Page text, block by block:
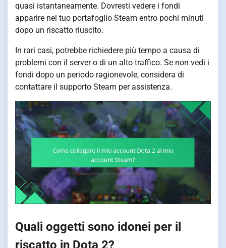
quasi istantaneamente. Dovresti vedere i fondi
apparire nel tuo portafoglio Steam entro pochi minuti
dopo un riscatto riuscito.
In rari casi, potrebbe richiedere più tempo a causa di
problemi con il server o di un alto traffico. Se non vedi i
fondi dopo un periodo ragionevole, considera di
contattare il supporto Steam per assistenza.
Quali oggetti sono idonei per il
riscatto in Dota 2?